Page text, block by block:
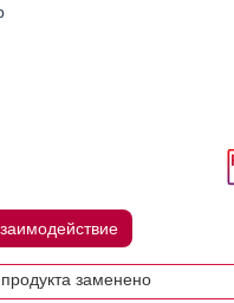
заменено